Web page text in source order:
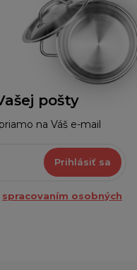
pošty
na Váš e-mail
Prihlásiť sa
spracovaním osobných